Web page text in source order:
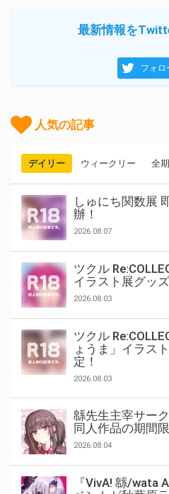
最新情報を
フォロ
人気の記事
デイリー ウィークリー 全
しゅにち関数展
辦！
2026.08.07
ツクル
イラスト展グッ
2026.08.03
ツクル
ょうま」イラス
定！
2026.08.03
緜先生主宰サー
同人作品の期間
2026.08.04
『VivA! 緜/wata